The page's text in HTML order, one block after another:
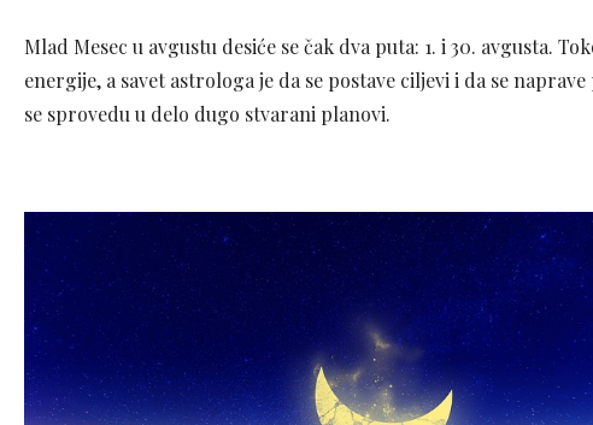
Mlad Mesec u avgustu desiće se čak dva puta: 1. i 30. avgusta.
energije, a savet astrologa je da se postave ciljevi i da se
se sprovedu u delo dugo stvarani planovi.